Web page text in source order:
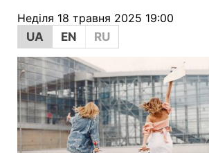
Неділя 18 травня 2025 19:00
UA
EN RU